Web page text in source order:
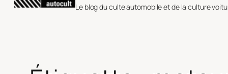
Le blog du culte automobile et de la culture